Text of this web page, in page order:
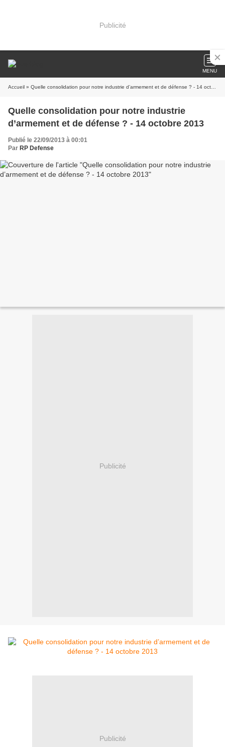
Publicité
MENU
Accueil » Quelle consolidation pour notre industrie d’armement et de défense ? - 14 octobre 2013
Quelle consolidation pour notre industrie
d’armement et de défense ? - 14 octobre 2013
Publié le 22/09/2013 à 00:01
Par RP Defense
Publicité
Publicité